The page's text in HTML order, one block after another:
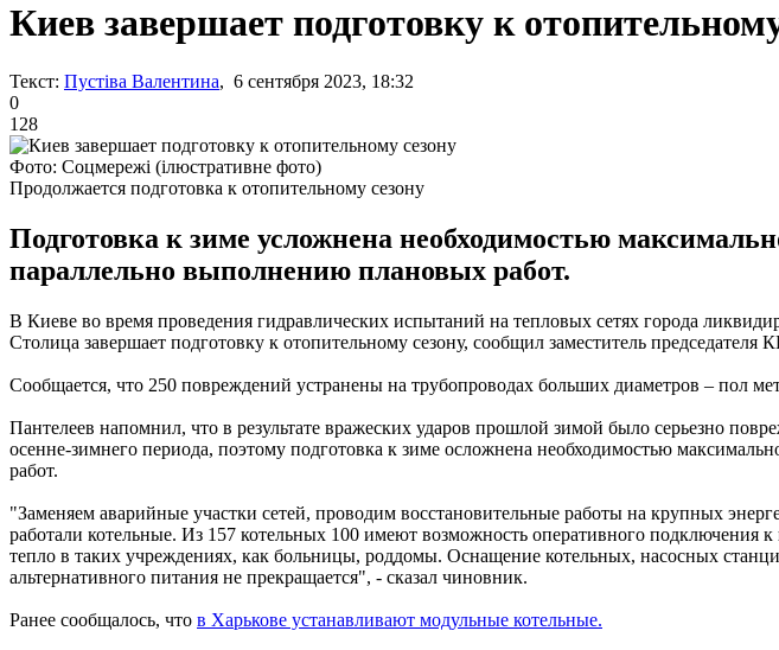
Киев завершает подготовку к
Текст: Пустіва Валентина, 6 сентября 2023, 18:32
0
128
Фото: Соцмережі (ілюстративне фото)
Продолжается подготовка к отопительному сезону
Подготовка к зиме усложнена необходимостью
параллельно выполнению плановых работ.
В Киеве во время проведения гидравлических испытаний на тепловых сетях города
Столица завершает подготовку к отопительному сезону, сообщил заместитель
Сообщается, что 250 повреждений устранены на трубопроводах больших диаметров – пол
Пантелеев напомнил, что в результате вражеских ударов прошлой зимой было серьезно
осенне-зимнего периода, поэтому подготовка к зиме осложнена необходимостью
работ.
"Заменяем аварийные участки сетей, проводим восстановительные работы на крупных
работали котельные. Из 157 котельных 100 имеют возможность оперативного подключения
тепло в таких учреждениях, как больницы, роддомы. Оснащение котельных, насосных
альтернативного питания не прекращается", - сказал чиновник.
Ранее сообщалось, что в Харькове устанавливают модульные котельные.